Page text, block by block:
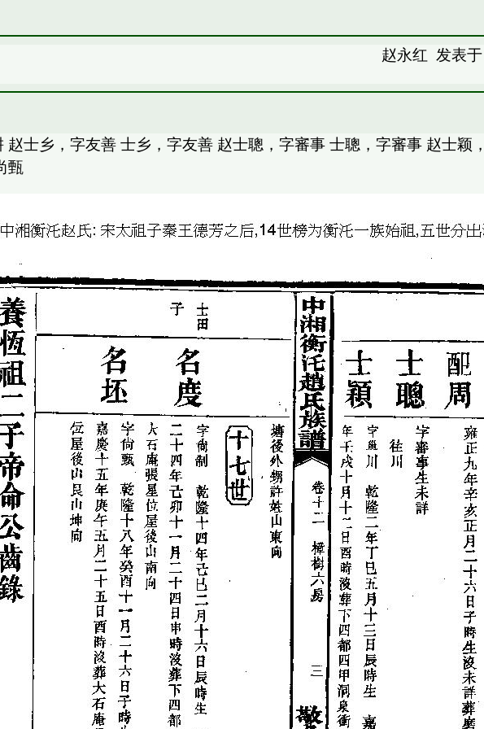
赵永红 发表
赵士乡，字友善 士乡，字友善 赵士聰，字審事 士聰，字審事 赵士颖
甄